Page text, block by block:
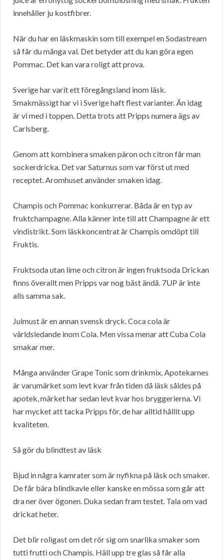
innehåller ju kostfibrer.
När du har en läskmaskin som till exempel en Sodastream
så får du många val. Det betyder att du kan göra egen
Pommac. Det kan vara roligt att prova.
Sverige har varit ett föregångsland inom läsk.
Smakmässigt har vi i Sverige haft flest varianter. Än idag
är vi med i toppen. Detta trots att Pripps numera ägs av
Carlsberg.
Genom att kombinera smaken päron och citron får man
sockerdricka. Det var Saturnus som var först ut med
receptet. Aromhuset använder smaken idag.
Champis och Pommac konkurrerar. Båda är en typ av
fruktchampagne. Alla känner inte till att Champagne är ett
vindistrikt. Som läskkoncentrat är Champis omdöpt till
Fruktis.
Fruktsoda utan lime och citron är ingen fruktsoda Drickan
finns överallt men Pripps var nog bäst ändå. 7UP är inte
alls samma sak.
Julmust är en annan svensk dryck. Coca cola är
världsledande inom Cola. Men vissa menar att Cuba Cola
smakar mer.
Många använder Grape Tonic som drinkmix. Apotekarnes
är varumärket som levt kvar från tiden då läsk såldes på
apotek, märket har sedan levt kvar hos bryggerierna. Vi
har mycket att tacka Pripps för, de har alltid hållit upp
kvaliteten.
Så gör du blindtest av läsk
Bjud in några kamrater som är nyfikna på läsk och smaker.
De får bära blindkavle eller kanske en mössa som går att
dra ner över ögonen. Duka sedan fram testet. Tala om vad
drickat heter.
Det blir roligast om det rör sig om snarlika smaker som
tutti frutti och Champis. Häll upp tre glas så får alla